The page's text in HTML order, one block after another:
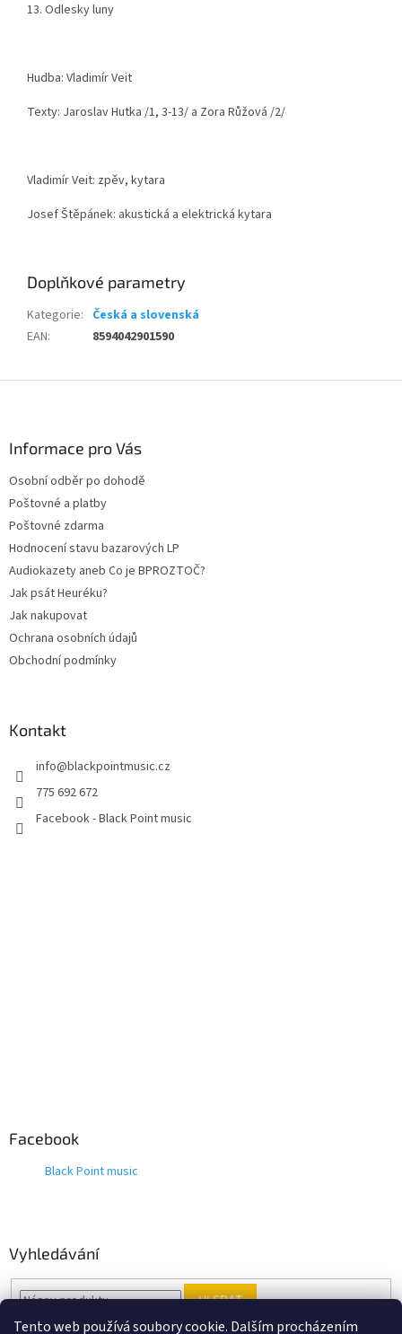
Tento web používá soubory cookie. Dalším procházením
13. Odlesky luny
Hudba: Vladimír Veit
Texty: Jaroslav Hutka /1, 3-13/ a Zora Růžová /2/
Vladimír Veit: zpěv, kytara
Josef Štěpánek: akustická a elektrická kytara
Doplňkové parametry
Kategorie: Česká a slovenská
EAN: 8594042901590
Informace pro Vás
Osobní odběr po dohodě
Poštovné a platby
Poštovné zdarma
Hodnocení stavu bazarových LP
Audiokazety aneb Co je BPROZTOČ?
Jak psát Heuréku?
Jak nakupovat
Ochrana osobních údajů
Obchodní podmínky
Kontakt
info@blackpointmusic.cz
775 692 672
Facebook - Black Point music
Facebook
Black Point music
Vyhledávání
HLEDAT